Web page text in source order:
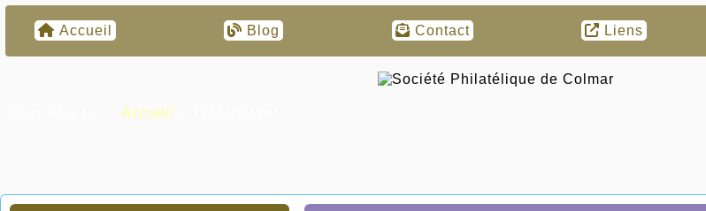
Accueil Blog Contact Liens
Accueil